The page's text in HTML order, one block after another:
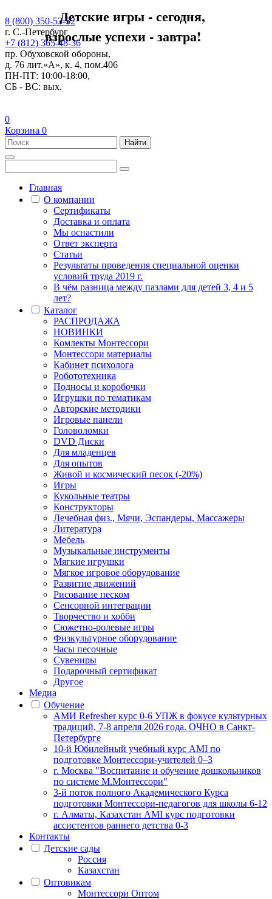
8 (800) 350-53-52
г. С.-Петербург
+7 (812) 365-48-36
пр. Обуховской обороны,
д. 76 лит.«А», к. 4, пом.406
ПН-ПТ: 10:00-18:00,
СБ - ВС: вых.
Детские игры - сегодня,
взрослые успехи - завтра!
0
Корзина 0
Найти
Главная
О компании
Сертификаты
Доставка и оплата
Мы оснастили
Ответ эксперта
Статьи
Результаты проведения специальной оценки
условий труда 2019 г.
В чём разница между пазлами для детей 3, 4 и 5
лет?
Каталог
РАСПРОДАЖА
НОВИНКИ
Комлекты Монтессори
Монтессори материалы
Кабинет психолога
Робототехника
Подносы и коробочки
Игрушки по тематикам
Авторские методики
Игровые панели
Головоломки
DVD Диски
Для младенцев
Для опытов
Живой и космический песок (-20%)
Игры
Кукольные театры
Конструкторы
Лечебная физ., Мячи, Эспандеры, Массажеры
Литература
Мебель
Музыкальные инструменты
Мягкие игрушки
Мягкое игровое оборудование
Развитие движений
Рисование песком
Сенсорной интеграции
Творчество и хобби
Сюжетно-ролевые игры
Физкультурное оборудование
Часы песочные
Сувениры
Подарочный сертификат
Другое
Медиа
Обучение
АМИ Refresher курс 0-6 УПЖ в фокусе культурных
традиций, 7-8 апреля 2026 года. ОЧНО в Санкт-
Петербурге
10-й Юбилейный учебный курс AMI по
подготовке Монтессори-учителей 0–3
г. Москва "Воспитание и обучение дошкольников
по системе М.Монтессори"
3-й поток полного Академического Курса
подготовки Монтессори-педагогов для школы 6-12
г. Алматы, Казахстан AMI курс подготовки
ассистентов раннего детства 0-3
Контакты
Детские сады
Россия
Казахстан
Оптовикам
Монтессори Оптом